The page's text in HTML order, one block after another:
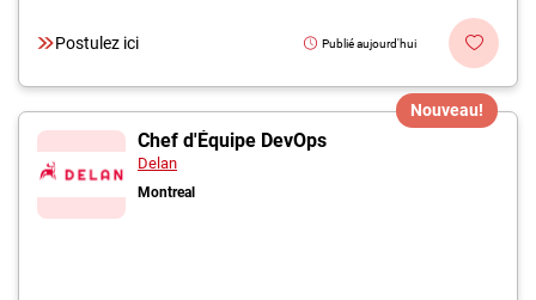
Postulez ici Publié aujourd'hui
Nouveau!
Chef d'Équipe DevOps
Delan
Montreal